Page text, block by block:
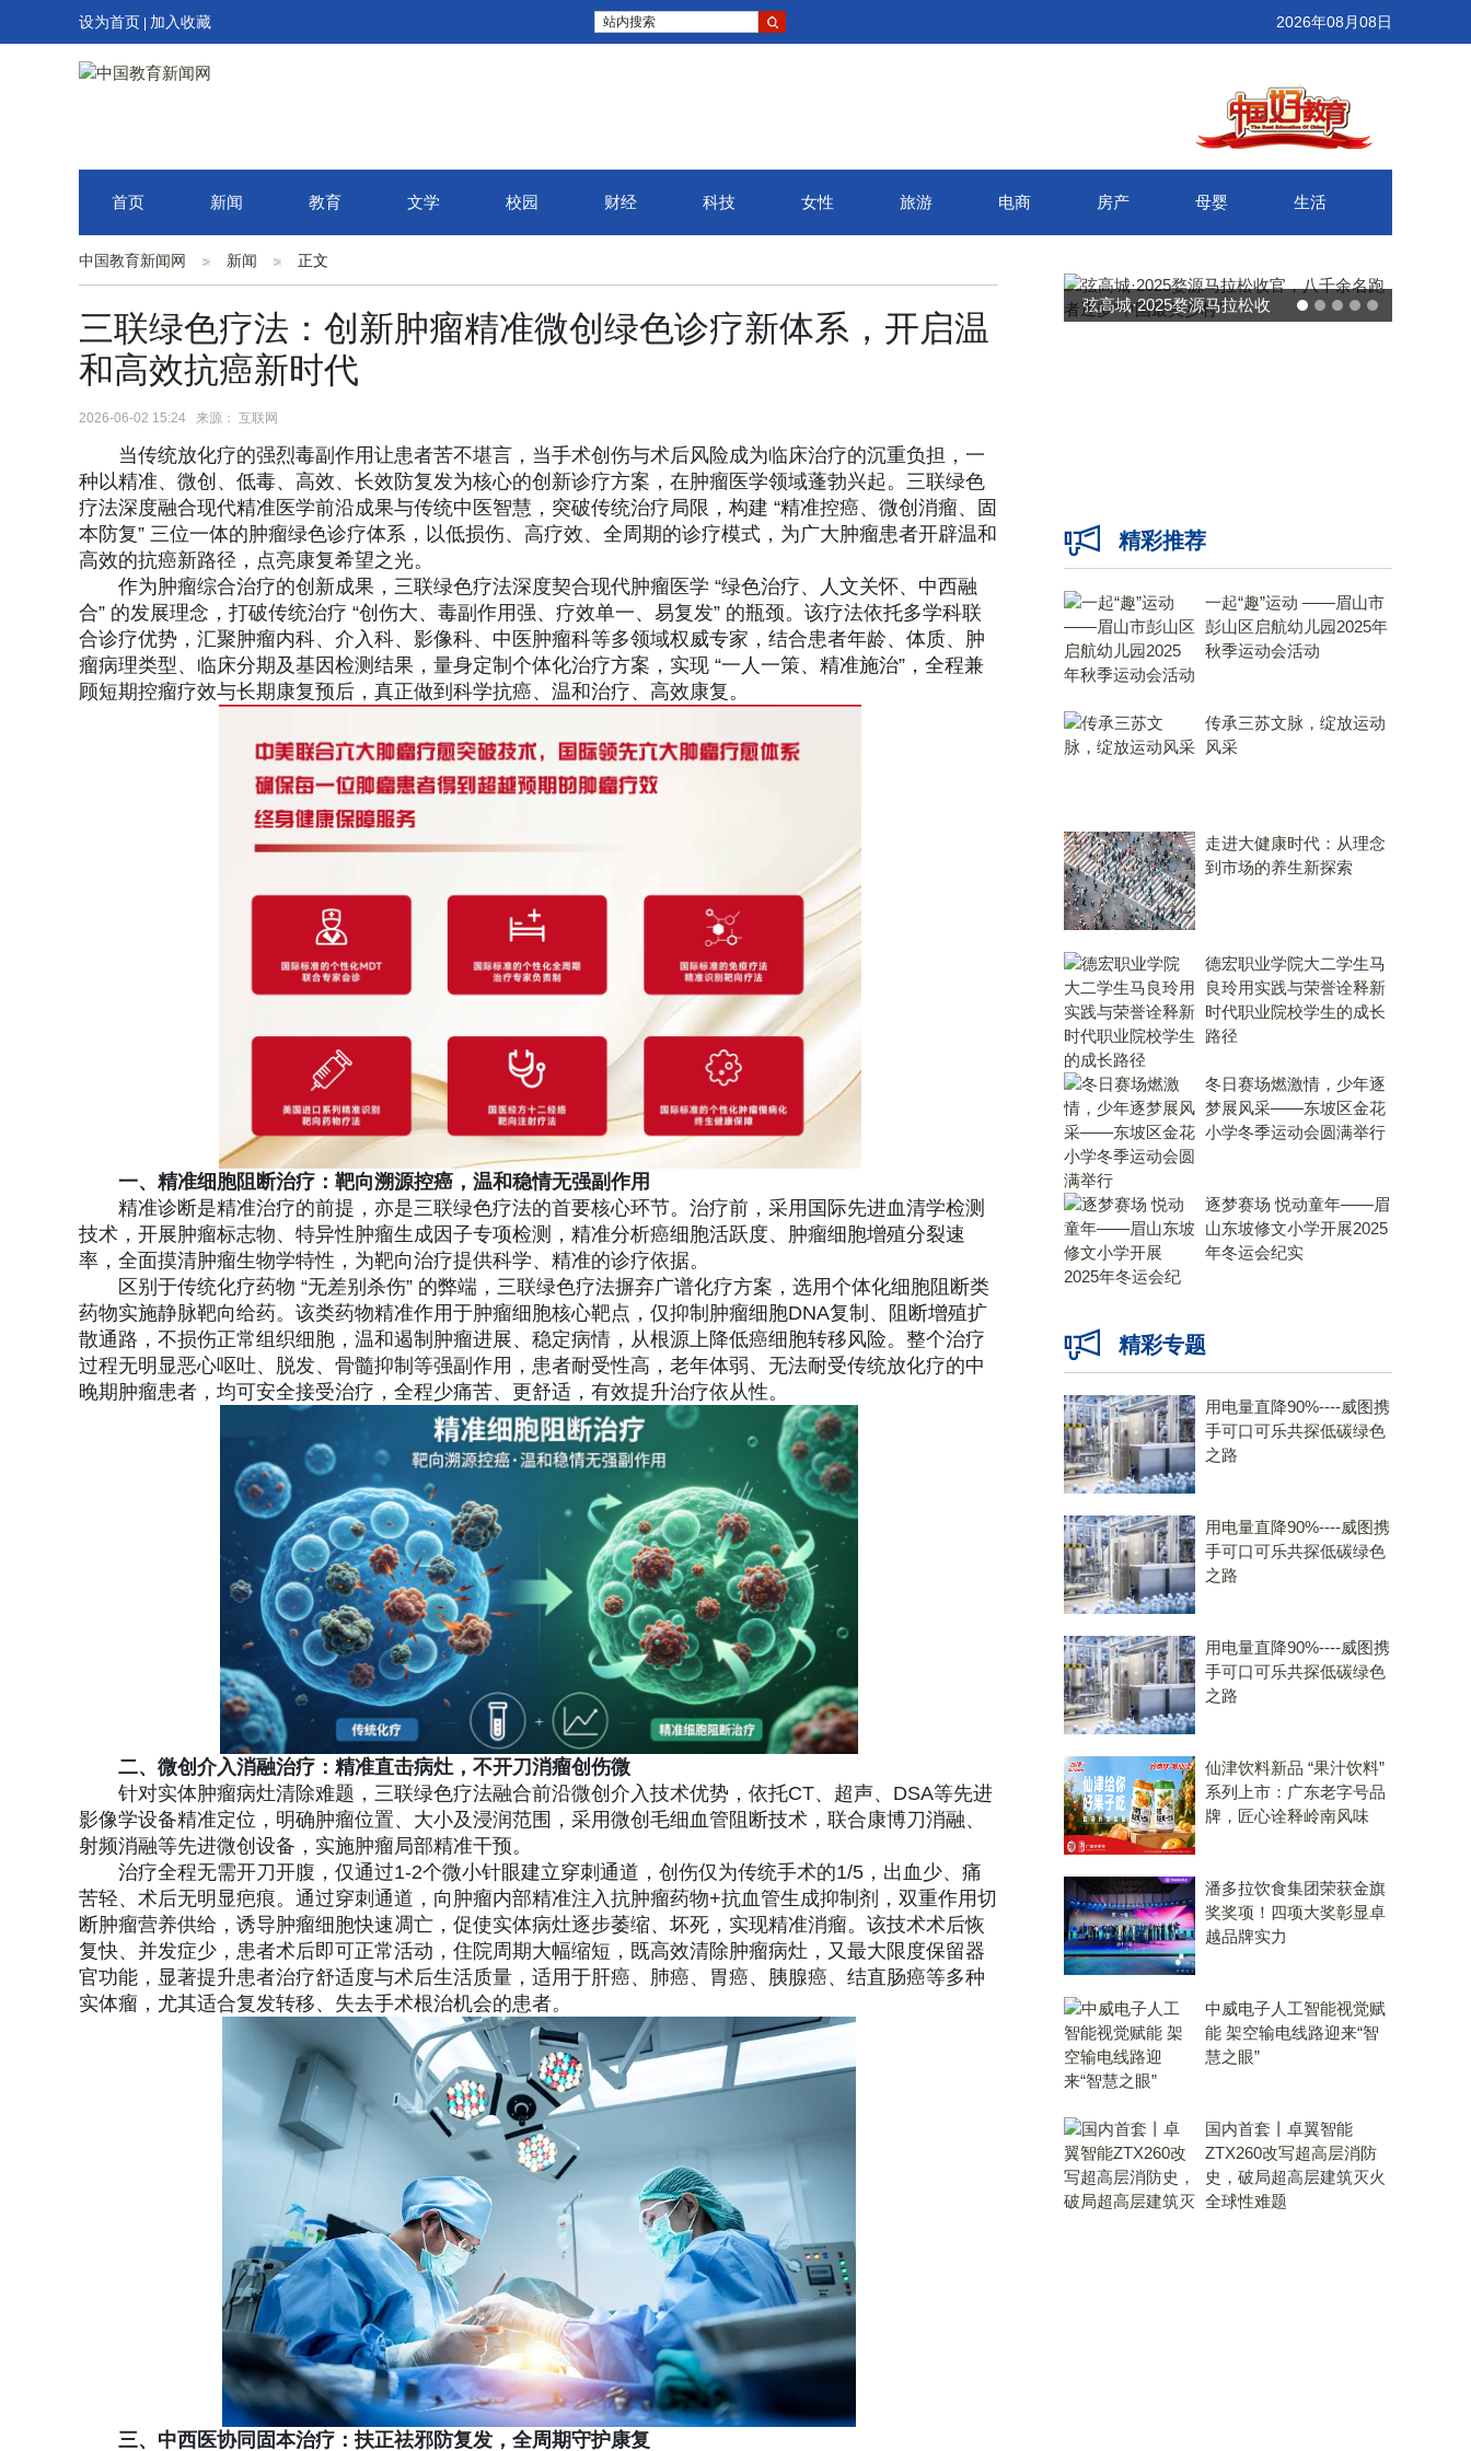
设为首页 加入收藏 站内搜索 2026年08月08日
首页 新闻 教育 文学 校园 财经 科技 女性 旅游 电商 房产 母婴 生活
中国教育新闻网 新闻 正文
三联绿色疗法：创新肿瘤精准微创绿色诊疗新体系，开启温
和高效抗癌新时代
2026-06-02 15:24 来源： 互联网
当传统放化疗的强烈毒副作用让患者苦不堪言，当手术创伤与术后风险成为临床治疗的沉重负担，一
种以精准、微创、低毒、高效、长效防复发为核心的创新诊疗方案，在肿瘤医学领域蓬勃兴起。三联绿色
疗法深度融合现代精准医学前沿成果与传统中医智慧，突破传统治疗局限，构建 “精准控癌、微创消瘤、固
本防复” 三位一体的肿瘤绿色诊疗体系，以低损伤、高疗效、全周期的诊疗模式，为广大肿瘤患者开辟温和
高效的抗癌新路径，点亮康复希望之光。
作为肿瘤综合治疗的创新成果，三联绿色疗法深度契合现代肿瘤医学 “绿色治疗、人文关怀、中西融
合” 的发展理念，打破传统治疗 “创伤大、毒副作用强、疗效单一、易复发” 的瓶颈。该疗法依托多学科联
合诊疗优势，汇聚肿瘤内科、介入科、影像科、中医肿瘤科等多领域权威专家，结合患者年龄、体质、肿
瘤病理类型、临床分期及基因检测结果，量身定制个体化治疗方案，实现 “一人一策、精准施治”，全程兼
顾短期控瘤疗效与长期康复预后，真正做到科学抗癌、温和治疗、高效康复。
一、精准细胞阻断治疗：靶向溯源控癌，温和稳情无强副作用
精准诊断是精准治疗的前提，亦是三联绿色疗法的首要核心环节。治疗前，采用国际先进血清学检测
技术，开展肿瘤标志物、特异性肿瘤生成因子专项检测，精准分析癌细胞活跃度、肿瘤细胞增殖分裂速
率，全面摸清肿瘤生物学特性，为靶向治疗提供科学、精准的诊疗依据。
区别于传统化疗药物 “无差别杀伤” 的弊端，三联绿色疗法摒弃广谱化疗方案，选用个体化细胞阻断类
药物实施静脉靶向给药。该类药物精准作用于肿瘤细胞核心靶点，仅抑制肿瘤细胞DNA复制、阻断增殖扩
散通路，不损伤正常组织细胞，温和遏制肿瘤进展、稳定病情，从根源上降低癌细胞转移风险。整个治疗
过程无明显恶心呕吐、脱发、骨髓抑制等强副作用，患者耐受性高，老年体弱、无法耐受传统放化疗的中
晚期肿瘤患者，均可安全接受治疗，全程少痛苦、更舒适，有效提升治疗依从性。
二、微创介入消融治疗：精准直击病灶，不开刀消瘤创伤微
针对实体肿瘤病灶清除难题，三联绿色疗法融合前沿微创介入技术优势，依托CT、超声、DSA等先进
影像学设备精准定位，明确肿瘤位置、大小及浸润范围，采用微创毛细血管阻断技术，联合康博刀消融、
射频消融等先进微创设备，实施肿瘤局部精准干预。
治疗全程无需开刀开腹，仅通过1-2个微小针眼建立穿刺通道，创伤仅为传统手术的1/5，出血少、痛
苦轻、术后无明显疤痕。通过穿刺通道，向肿瘤内部精准注入抗肿瘤药物+抗血管生成抑制剂，双重作用切
断肿瘤营养供给，诱导肿瘤细胞快速凋亡，促使实体病灶逐步萎缩、坏死，实现精准消瘤。该技术术后恢
复快、并发症少，患者术后即可正常活动，住院周期大幅缩短，既高效清除肿瘤病灶，又最大限度保留器
官功能，显著提升患者治疗舒适度与术后生活质量，适用于肝癌、肺癌、胃癌、胰腺癌、结直肠癌等多种
实体瘤，尤其适合复发转移、失去手术根治机会的患者。
三、中西医协同固本治疗：扶正祛邪防复发，全周期守护康复
武汉百联奥莱年度感恩季 承
精彩推荐
一起“趣”运动 ——眉山市
彭山区启航幼儿园2025年
秋季运动会活动
传承三苏文脉，绽放运动
风采
走进大健康时代：从理念
到市场的养生新探索
德宏职业学院大二学生马
良玲用实践与荣誉诠释新
时代职业院校学生的成长
路径
冬日赛场燃激情，少年逐
梦展风采——东坡区金花
小学冬季运动会圆满举行
逐梦赛场 悦动童年——眉
山东坡修文小学开展2025
年冬运会纪实
精彩专题
用电量直降90%----威图携
手可口可乐共探低碳绿色
之路
用电量直降90%----威图携
手可口可乐共探低碳绿色
之路
用电量直降90%----威图携
手可口可乐共探低碳绿色
之路
仙津饮料新品 “果汁饮料”
系列上市：广东老字号品
牌，匠心诠释岭南风味
潘多拉饮食集团荣获金旗
奖奖项！四项大奖彰显卓
越品牌实力
中威电子人工智能视觉赋
能 架空输电线路迎来“智
慧之眼”
国内首套丨卓翼智能
ZTX260改写超高层消防
史，破局超高层建筑灭火
全球性难题